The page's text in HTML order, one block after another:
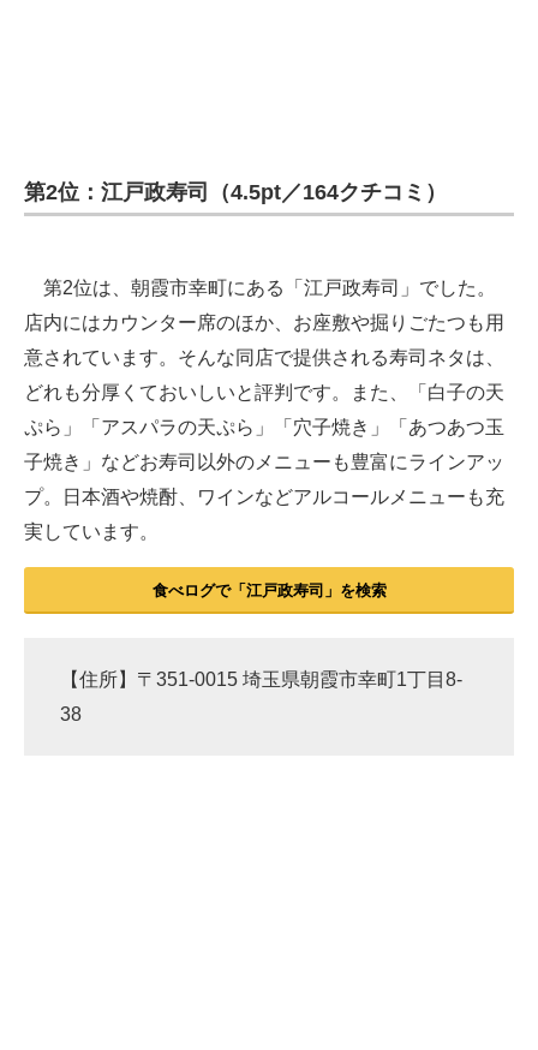
第2位：江戸政寿司（4.5pt／164クチコミ）
第2位は、朝霞市幸町にある「江戸政寿司」でした。
店内にはカウンター席のほか、お座敷や掘りごたつも用
意されています。そんな同店で提供される寿司ネタは、
どれも分厚くておいしいと評判です。また、「白子の天
ぷら」「アスパラの天ぷら」「穴子焼き」「あつあつ玉
子焼き」などお寿司以外のメニューも豊富にラインアッ
プ。日本酒や焼酎、ワインなどアルコールメニューも充
実しています。
食べログで「江戸政寿司」を検索
【住所】〒351-0015 埼玉県朝霞市幸町1丁目8-
38